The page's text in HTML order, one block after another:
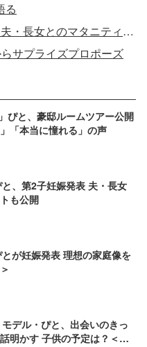
る
【写真】ぴと、第2子妊娠発表 夫・長女とのマタニティフォト
サプライズプロポーズ
ぴと、豪邸ルームツアー公開
「本当に憧れる」の声
、第2子妊娠発表 夫・長女
も公開
が妊娠発表 理想の家庭像を
デル・ぴと、出会いのきっ
明かす 子供の予定は？＜イ